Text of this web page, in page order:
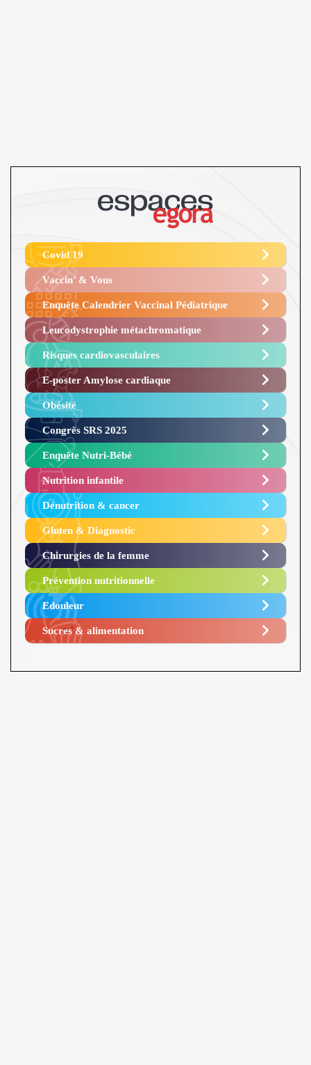
Covid 19
Vaccin’ & Vous
Enquête Calendrier Vaccinal Pédiatrique
Leucodystrophie métachromatique
Risques cardiovasculaires
E-poster Amylose cardiaque ​
Obésité ​
Congrès SRS 2025 ​
Enquête Nutri-Bébé ​
Nutrition infantile
Dénutrition & cancer
Gluten & Diagnostic
Chirurgies de la femme
Prévention nutritionnelle
Edouleur​
Sucres & alimentation​